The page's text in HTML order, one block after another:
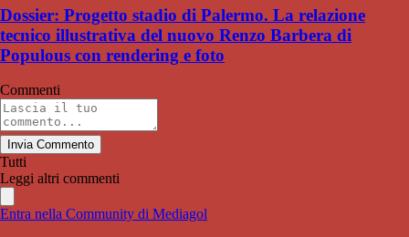
Dossier: Progetto stadio di Palermo. La relazione
tecnico illustrativa del nuovo Renzo Barbera di
Populous con rendering e foto
Commenti
Invia Commento
Tutti
Leggi altri commenti
Entra nella Community di Mediagol